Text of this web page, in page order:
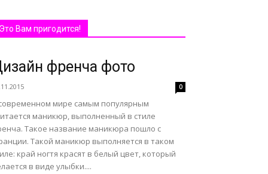
Это Вам пригодится!
френча фото
0
мире самым популярным
маникюр, выполненный в стиле
Такое название маникюра пошло с
Такой маникюр выполняется в таком
край ногтя красят в белый цвет, который
в виде улыбки....